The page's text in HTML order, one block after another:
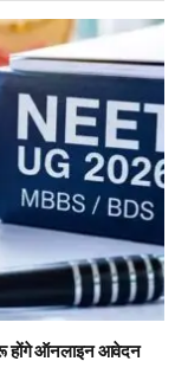
होंगे ऑनलाइन आवेदन